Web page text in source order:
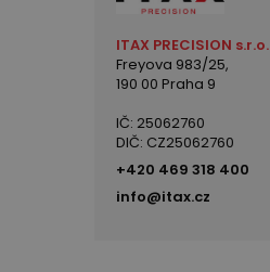
ITAX PRECISION s.r.o.
Freyova 983/25,
190 00 Praha 9
IČ: 25062760
DIČ: CZ25062760
+420 469 318 400
info@itax.cz